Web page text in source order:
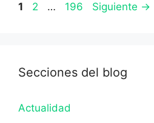
Página
1 Página
2 … Página
196 Siguiente →
Secciones del blog
Actualidad